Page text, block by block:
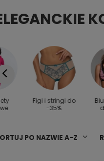
Figi i stringi do
-35%
PO NAZWIE A-Z